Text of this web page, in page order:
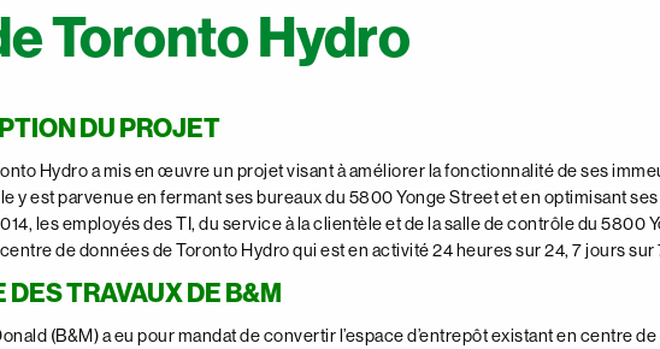
Toronto Hydro
DU PROJET
Hydro a mis en œuvre un projet visant à améliorer la fonctionnalité de ses
y est parvenue en fermant ses bureaux du 5800 Yonge Street et en optimisant
les employés des TI, du service à la clientèle et de la salle de contrôle du 5800
de données de Toronto Hydro qui est en activité 24 heures sur 24, 7 jours sur
DES TRAVAUX DE B&M
(B&M) a eu pour mandat de convertir l’espace d’entrepôt existant en centre